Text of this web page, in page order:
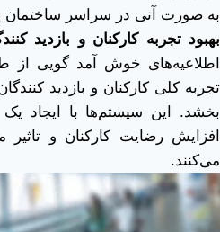
به صورت آنی در سراسر
بهبود تجربه کارکنان و بازدید
اطلاعیه‌های خوش ‌آمد گویی از
تجربه کلی کارکنان و بازدید
بخشد. این سیستم‌ها با ایجاد
افزایش رضایت کارکنان و
می‌کنند.